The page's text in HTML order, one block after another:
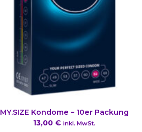
MY.SIZE Kondome – 10er Packung
13,00€ inkl. MwSt.